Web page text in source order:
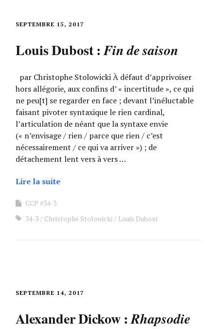
SEPTEMBRE 15, 2017
Louis Dubost :Fin de saison
par Christophe Stolowicki À défaut d’apprivoiser
hors allégorie, aux confins d’ « incertitude », ce qui
ne peu[t] se regarder en face ; devant l’inéluctable
faisant pivoter syntaxique le rien cardinal,
l’articulation de néant que la syntaxe envie
(« n’envisage / rien / parce que rien / c’est
nécessairement / ce qui va arriver ») ; de
détachement lent vers à vers …
Lire la suite
CCP #34-3
34-3
Christophe Stolowicki Louis Dubost
SEPTEMBRE 14, 2017
Alexander Dickow :Rhapsodie